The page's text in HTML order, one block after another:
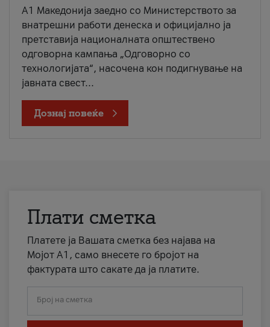
A1 Македонија заедно со Министерството за
внатрешни работи денеска и официјално ја
претставија националната општествено
одговорна кампања „Одговорно со
технологијата“, насочена кон подигнување на
јавната свест...
Дознај повеќе
Плати сметка
Платете ја Вашата сметка без најава на
Мојот А1, само внесете го бројот на
фактурата што сакате да ја платите.
Број на сметка